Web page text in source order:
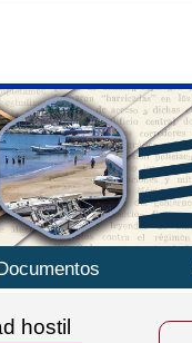
Documentos
hostil